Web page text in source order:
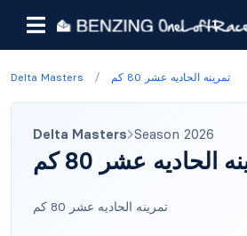
Delta Masters / تمرينه الحاديه عشر 80 كم
Delta Masters Season 2026
الحاديه عشر 80 كم
تمرينه الحاديه عشر 80 كم